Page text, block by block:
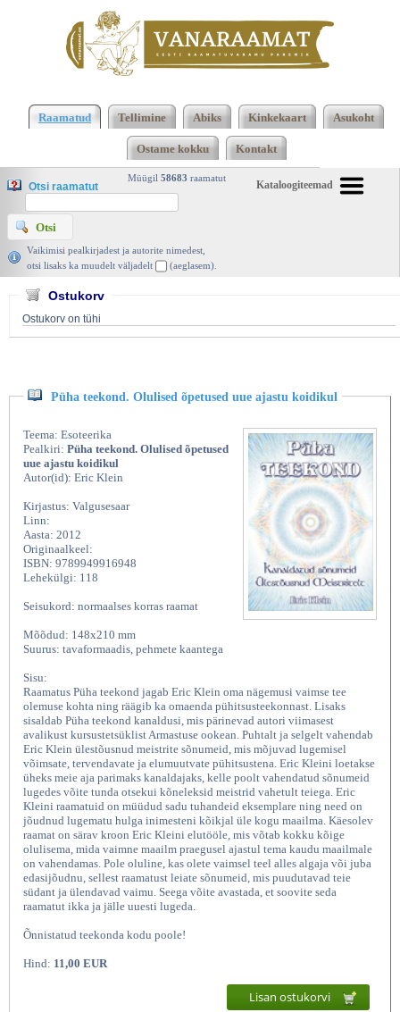
Püha teekond Olulised õpetused
teekond. Olulised õpetused uue ajastu koidikul,
Eric Klein, Valgusesaar 2012 | vanaraamat. ee
Raamatud Tellimine Abiks Kinkekaart Asukoht
Ostame kokku Kontakt
Kataloogiteemad
Müügil 58683 raamatut
Otsi raamatut
Vaikimisi pealkirjadest ja autorite nimedest,
otsi lisaks ka muudelt väljadelt
(aeglasem).
Ostukorv
Ostukorv on tühi
Püha teekond. Olulised õpetused uue ajastu koidikul
Teema: Esoteerika
Pealkiri: Püha teekond. Olulised õpetused
uue ajastu koidikul
Autor(id): Eric Klein
Kirjastus: Valgusesaar
Linn:
Aasta: 2012
Originaalkeel:
ISBN: 9789949916948
Lehekülgi: 118
Seisukord: normaalses korras raamat
Mõõdud: 148x210 mm
Suurus: tavaformaadis, pehmete kaantega
Sisu:
Raamatus Püha teekond jagab Eric Klein oma nägemusi vaimse tee
olemuse kohta ning räägib ka omaenda pühitsusteekonnast. Lisaks
sisaldab Püha teekond kanaldusi, mis pärinevad autori viimasest
avalikust kursustetsüklist Armastuse ookean. Puhtalt ja selgelt vahendab
Eric Klein ülestõusnud meistrite sõnumeid, mis mõjuvad lugemisel
võimsate, tervendavate ja elumuutvate pühitsustena. Eric Kleini loetakse
üheks meie aja parimaks kanaldajaks, kelle poolt vahendatud sõnumeid
lugedes võite tunda otsekui kõneleksid meistrid vahetult teiega. Eric
Kleini raamatuid on müüdud sadu tuhandeid eksemplare ning need on
jõudnud lugematu hulga inimesteni kõikjal üle kogu maailma. Käesolev
raamat on särav kroon Eric Kleini elutööle, mis võtab kokku kõige
olulisema, mida vaimne maailm praegusel ajastul tema kaudu maailmale
on vahendamas. Pole oluline, kas olete vaimsel teel alles algaja või juba
edasijõudnu, sellest raamatust leiate sõnumeid, mis puudutavad teie
südant ja ülendavad vaimu. Seega võite avastada, et soovite seda
raamatut ikka ja jälle uuesti lugeda.
Õnnistatud teekonda kodu poole!
Hind: 11,00 EUR
Lisan ostukorvi